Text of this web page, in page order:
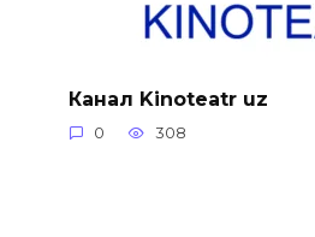
Канал Kinoteatr uz
0 308